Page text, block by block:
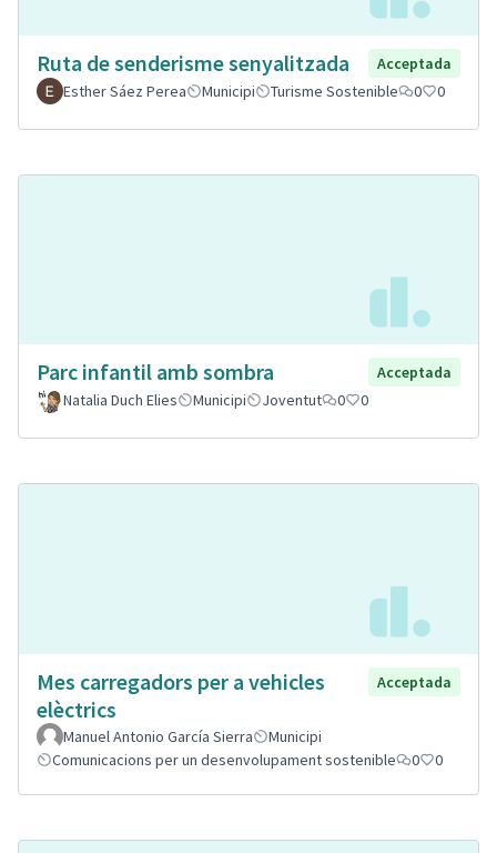
Ruta de senderisme senyalitzada
Acceptada
Esther Sáez Perea
Municipi Turisme Sostenible 0 0
Parc infantil amb sombra
Acceptada
Natalia Duch Elies
Municipi Joventut 0 0
Mes carregadors per a vehicles
elèctrics
Acceptada
Manuel Antonio García Sierra
Municipi
Comunicacions per un desenvolupament sostenible
0 0